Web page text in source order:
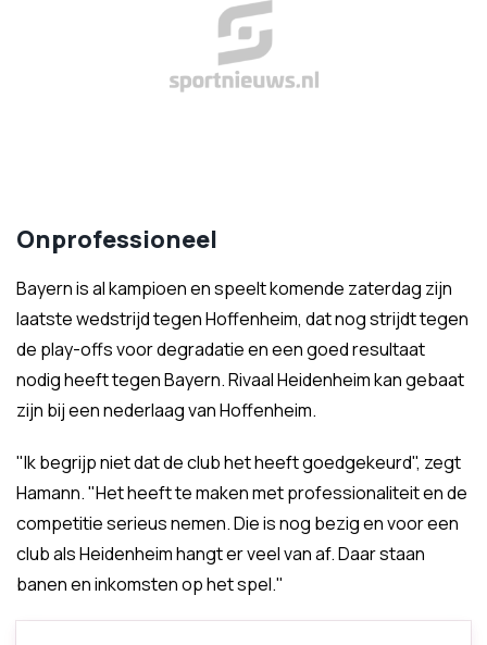
Onprofessioneel
Bayern is al kampioen en speelt komende zaterdag zijn
laatste wedstrijd tegen Hoffenheim, dat nog strijdt tegen
de play-offs voor degradatie en een goed resultaat
nodig heeft tegen Bayern. Rivaal Heidenheim kan gebaat
zijn bij een nederlaag van Hoffenheim.
"Ik begrijp niet dat de club het heeft goedgekeurd", zegt
Hamann. "Het heeft te maken met professionaliteit en de
competitie serieus nemen. Die is nog bezig en voor een
club als Heidenheim hangt er veel van af. Daar staan
banen en inkomsten op het spel."